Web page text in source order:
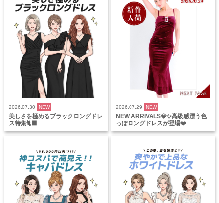
2026.07.30 NEW
美しさを極めるブラックロングドレ
ス特集🐈‍⬛
2026.07.29 NEW
NEW ARRIVALS💎✨高級感漂う色
っぽロングドレスが登場❤️